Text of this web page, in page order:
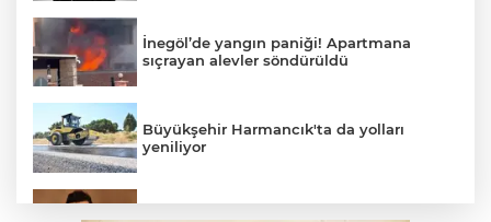
İnegöl’de yangın paniği! Apartmana
sıçrayan alevler söndürüldü
Büyükşehir Harmancık'ta da yolları
yeniliyor